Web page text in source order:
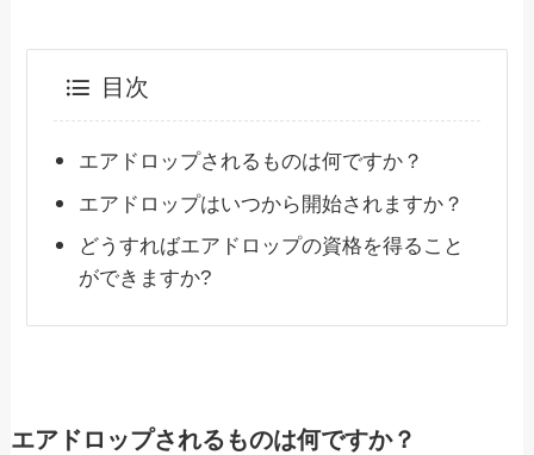
目次
エアドロップされるものは何ですか？
エアドロップはいつから開始されますか？
どうすればエアドロップの資格を得ること
ができますか?
エアドロップされるものは何ですか？